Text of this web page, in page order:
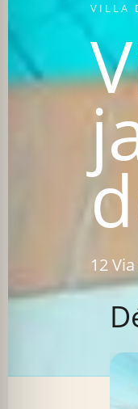
VILLA
12